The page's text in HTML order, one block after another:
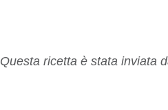
Questa ricetta è stata inviata